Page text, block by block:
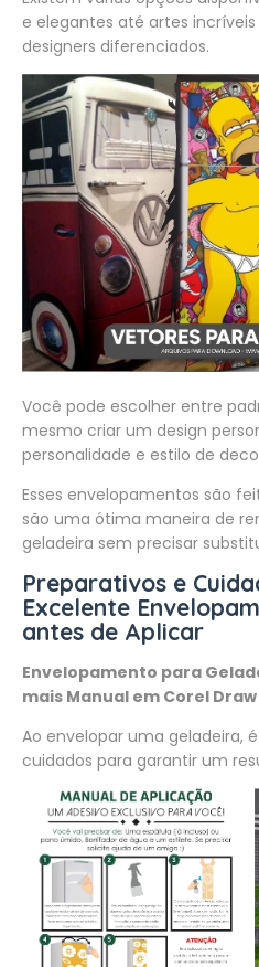
e elegantes até artes
designers diferenciados.
Você pode escolher entre
mesmo criar um design
personalidade e estilo de
Esses envelopamentos são
são uma ótima maneira de
geladeira sem precisar
Preparativos e
Excelente
antes de Aplicar
Envelopamento para
mais Manual em Corel
Ao envelopar uma geladeira,
cuidados para garantir um